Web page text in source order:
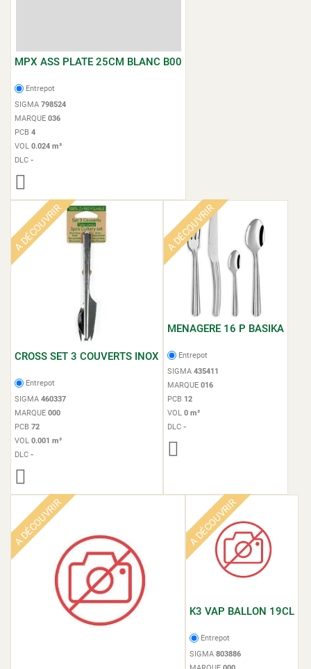
MPX ASS PLATE 25CM BLANC B00
Entrepot
SIGMA 798524
MARQUE 036
PCB 4
VOL 0.024 m³
DLC -
A DÉCOUVRIR
CROSS SET 3 COUVERTS INOX
Entrepot
SIGMA 460337
MARQUE 000
PCB 72
VOL 0.001 m³
DLC -
A DÉCOUVRIR
MENAGERE 16 P BASIKA
Entrepot
SIGMA 435411
MARQUE 016
PCB 12
VOL 0 m³
DLC -
A DÉCOUVRIR A DÉCOUVRIR
K3 VAP BALLON 19CL
Entrepot
SIGMA 803886